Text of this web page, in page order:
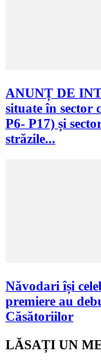
ANUNȚ DE
situate în sector
P6- P17) și
străzile...
Năvodari își
premiere au
Căsătoriilor
LĂSAȚI UN